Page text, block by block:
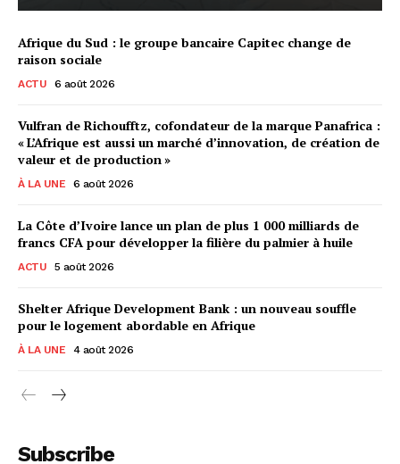
Afrique du Sud : le groupe bancaire Capitec change de
raison sociale
ACTU 6 août 2026
Vulfran de Richoufftz, cofondateur de la marque Panafrica :
« L’Afrique est aussi un marché d’innovation, de création de
valeur et de production »
À LA UNE 6 août 2026
La Côte d’Ivoire lance un plan de plus 1 000 milliards de
francs CFA pour développer la filière du palmier à huile
ACTU 5 août 2026
Shelter Afrique Development Bank : un nouveau souffle
pour le logement abordable en Afrique
À LA UNE 4 août 2026
Subscribe